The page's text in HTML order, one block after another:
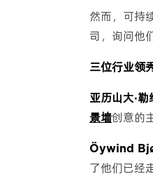
然而，可持
司，询问他
三位行业领
亚历山大·
景墙创意的
Öywind
了他们已经